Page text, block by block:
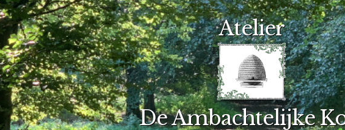
Atelier
De Ambachtelijke